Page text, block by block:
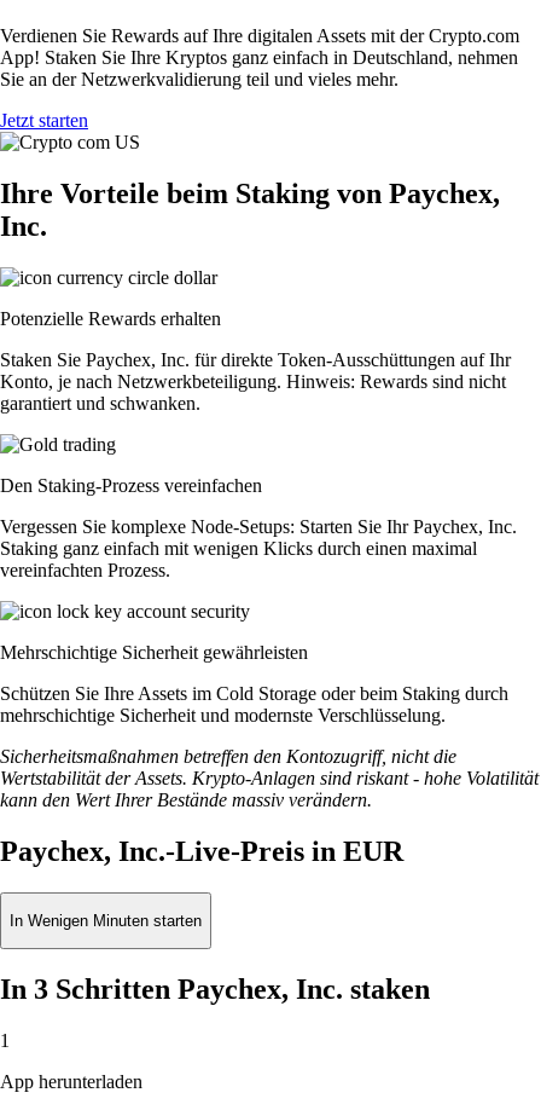
Verdienen Sie Rewards auf Ihre digitalen Assets mit der Crypto.com
App! Staken Sie Ihre Kryptos ganz einfach in Deutschland, nehmen
Sie an der Netzwerkvalidierung teil und vieles mehr.
Jetzt starten
Ihre Vorteile beim Staking von Paychex,
Inc.
Potenzielle Rewards erhalten
Staken Sie Paychex, Inc. für direkte Token-Ausschüttungen auf Ihr
Konto, je nach Netzwerkbeteiligung. Hinweis: Rewards sind nicht
garantiert und schwanken.
Den Staking-Prozess vereinfachen
Vergessen Sie komplexe Node-Setups: Starten Sie Ihr Paychex, Inc.
Staking ganz einfach mit wenigen Klicks durch einen maximal
vereinfachten Prozess.
Mehrschichtige Sicherheit gewährleisten
Schützen Sie Ihre Assets im Cold Storage oder beim Staking durch
mehrschichtige Sicherheit und modernste Verschlüsselung.
Sicherheitsmaßnahmen betreffen den Kontozugriff, nicht die
Wertstabilität der Assets. Krypto-Anlagen sind riskant - hohe Volatilität
kann den Wert Ihrer Bestände massiv verändern.
Paychex, Inc.-Live-Preis in EUR
In Wenigen Minuten starten
In 3 Schritten Paychex, Inc. staken
1
App herunterladen